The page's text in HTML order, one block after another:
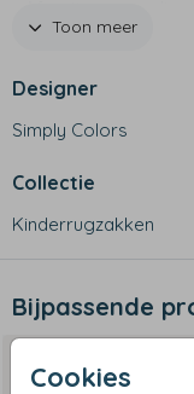
Cookies
- Afmetingen large:
- Waterafstotend
- Buitenvak met rits
- Stevige,
- Niet geschikt voor
Toon meer
Designer
Simply Colors
Collectie
Kinderrugzakken
Bijpassende